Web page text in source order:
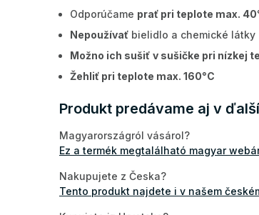
Odporúčame prať pri teplote max.
Nepoužívať bielidlo a chemické látky
Možno ich sušiť v sušičke pri nízkej
Žehliť pri teplote max. 160°C
Produkt predávame aj v
Magyarországról vásárol?
Ez a termék megtalálható magyar
Nakupujete z Česka?
Tento produkt najdete i v našem